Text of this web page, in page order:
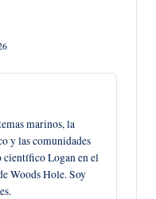
marinos, la
y las comunidades
científico Logan en el
Woods Hole. Soy